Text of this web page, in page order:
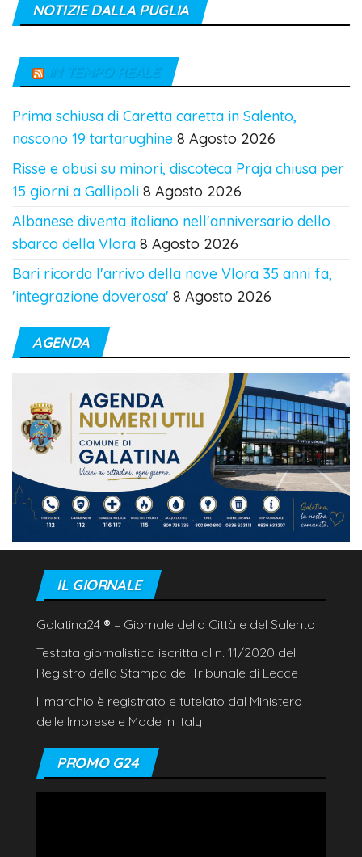
NOTIZIE DALLA PUGLIA
IN TEMPO REALE
Prima schiusa di Caretta caretta in Salento,
nascono 19 tartarughine 8 Agosto 2026
Risse e abusi su minori, discoteca Praja chiusa per
15 giorni a Gallipoli 8 Agosto 2026
Albanese diventa italiano nell'anniversario dello
sbarco della Vlora 8 Agosto 2026
Bari ricorda l'arrivo della nave Vlora 35 anni fa,
'integrazione doverosa' 8 Agosto 2026
AGENDA
IL GIORNALE
Galatina24 ® – Giornale della Città e del Salento
Testata giornalistica iscritta al n. 11/2020 del
Registro della Stampa del Tribunale di Lecce
Il marchio è registrato e tutelato dal Ministero
delle Imprese e Made in Italy
PROMO G24